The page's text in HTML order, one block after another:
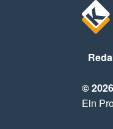
©
Ein